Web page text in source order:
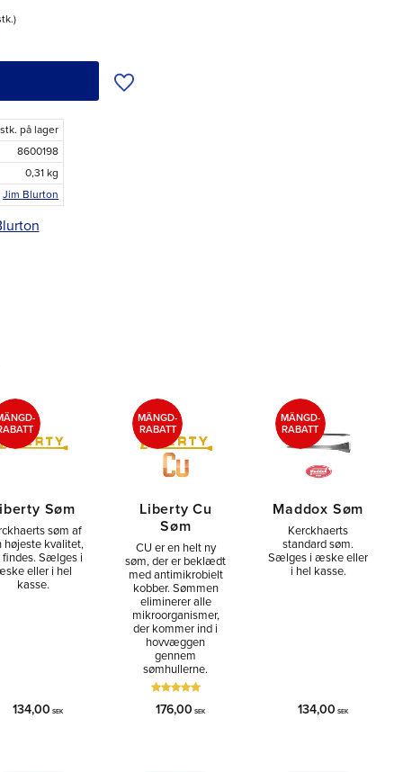
Tilføj til ønskeliste
på lager
8600198
0,31 kg
Jim Blurton
Søm
søm af
højeste kvalitet,
findes. Sælges i
eller i hel
kasse.
134,00 SEK
Liberty Cu
Søm
CU er en helt ny
søm, der er beklædt
med antimikrobielt
kobber. Sømmen
eliminerer alle
mikroorganismer,
der kommer ind i
hovvæggen
gennem
sømhullerne.
176,00 SEK
MÄNGD-
RABATT
Maddox Søm
Kerckhaerts
standard søm.
Sælges i æske eller
i hel kasse.
134,00 SEK
MÄNGD-
RABATT